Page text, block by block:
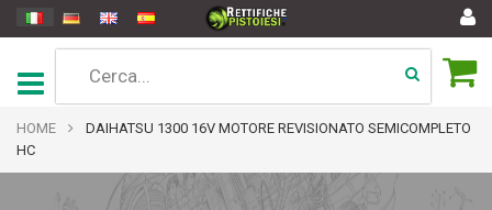
HOME
DAIHATSU 1300 16V MOTORE REVISIONATO SEMICOMPLETO
HC